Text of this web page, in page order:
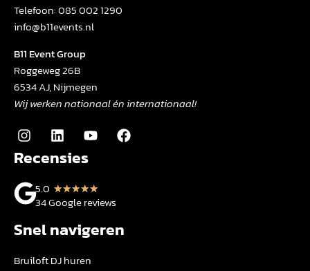
Telefoon:085 002 1290
info@b11events.nl
B11 Event Group
Roggeweg 26B
6534 AJ, Nijmegen
Wij werken nationaal én internationaal!
Recensies
5.0 ★★★★★
34 Google reviews
Snel navigeren
Bruiloft DJ huren